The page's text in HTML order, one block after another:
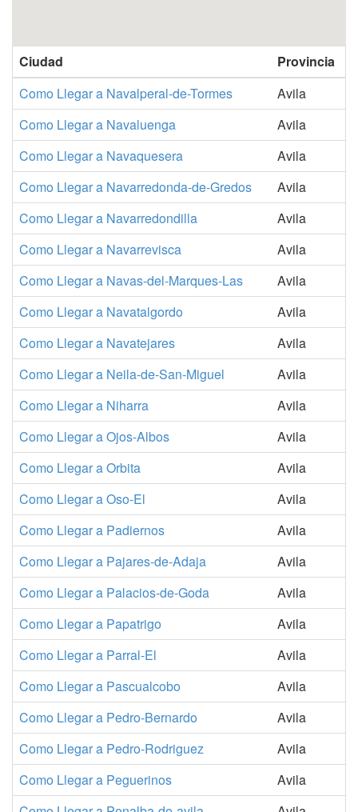
Ciudad
Provincia
Como Llegar a Navalperal-de-Tormes
Avila
Como Llegar a Navaluenga
Avila
Como Llegar a Navaquesera
Avila
Como Llegar a Navarredonda-de-Gredos
Avila
Como Llegar a Navarredondilla
Avila
Como Llegar a Navarrevisca
Avila
Como Llegar a Navas-del-Marques-Las
Avila
Como Llegar a Navatalgordo
Avila
Como Llegar a Navatejares
Avila
Como Llegar a Neila-de-San-Miguel
Avila
Como Llegar a Niharra
Avila
Como Llegar a Ojos-Albos
Avila
Como Llegar a Orbita
Avila
Como Llegar a Oso-El
Avila
Como Llegar a Padiernos
Avila
Como Llegar a Pajares-de-Adaja
Avila
Como Llegar a Palacios-de-Goda
Avila
Como Llegar a Papatrigo
Avila
Como Llegar a Parral-El
Avila
Como Llegar a Pascualcobo
Avila
Como Llegar a Pedro-Bernardo
Avila
Como Llegar a Pedro-Rodriguez
Avila
Como Llegar a Peguerinos
Avila